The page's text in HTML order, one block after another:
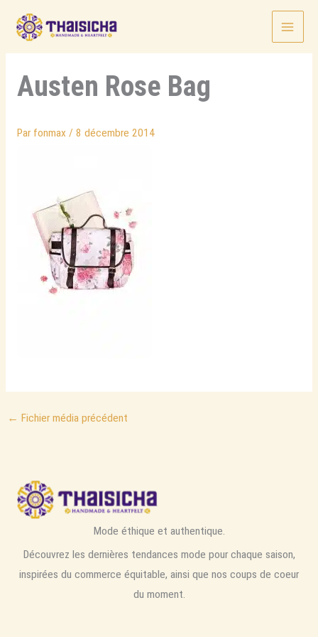
Austen Rose Bag
Par fonmax / 8 décembre 2014
← Fichier média précédent
Mode éthique et authentique.
Découvrez les dernières tendances mode pour chaque saison,
inspirées du commerce équitable, ainsi que nos coups de coeur
du moment.